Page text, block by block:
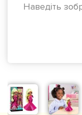
Наведіть